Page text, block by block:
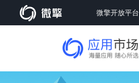
微擎开放平台